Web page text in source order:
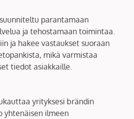
parantamaan
ja tehostamaan toimintaa.
ja hakee vastaukset suoraan
mikä varmistaa
tiedot asiakkaille.
yrityksesi brändin
yhtenäisen ilmeen